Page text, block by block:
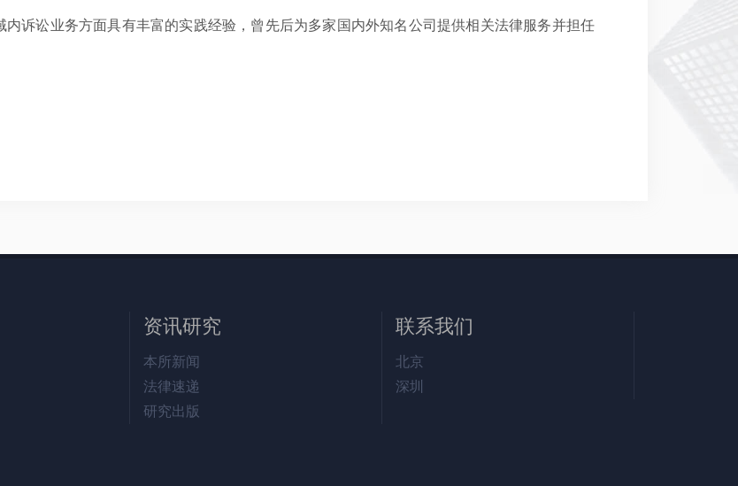
诉讼业务方面具有丰富的实践经验，曾先后为多家国内外知名公司提供相关法律服务并担任
资讯研究
本所新闻
法律速递
研究出版
联系我们
北京
深圳